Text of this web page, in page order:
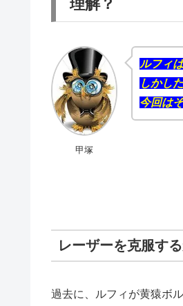
理解？
甲塚
ルフィ
しかし
今回は
レーザーを克服す
過去に、ルフィが黄猿ボ